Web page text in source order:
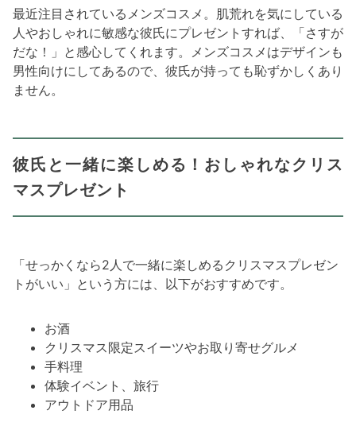
最近注目されているメンズコスメ。肌荒れを気にしている
人やおしゃれに敏感な彼氏にプレゼントすれば、「さすが
だな！」と感心してくれます。メンズコスメはデザインも
男性向けにしてあるので、彼氏が持っても恥ずかしくあり
ません。
彼氏と一緒に楽しめる！おしゃれなクリス
マスプレゼント
「せっかくなら2人で一緒に楽しめるクリスマスプレゼン
トがいい」という方には、以下がおすすめです。
お酒
クリスマス限定スイーツやお取り寄せグルメ
手料理
体験イベント、旅行
アウトドア用品